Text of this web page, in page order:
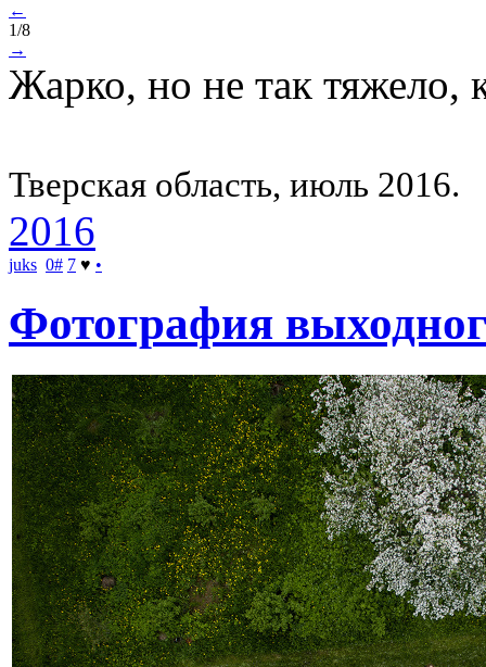
←
1/8
→
Жарко, но не так тяжело,
Тверская область, июль 2016.
2016
juks 0# 7 ♥ •
Фотография